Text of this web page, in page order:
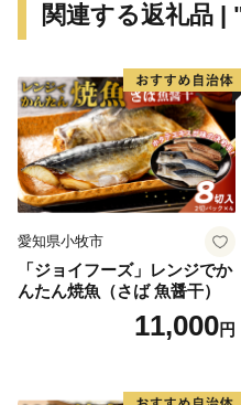
天塩町ふるさと納税コー
営業時間 ９：００～１７
TEL：０１１－３９８－５
Mail：
※１２月は土・日曜日も対
関連する返礼品 |
愛知県小牧市
「ジョイフーズ」レンジでか
んたん焼魚（さば 魚醤干）
11,000円